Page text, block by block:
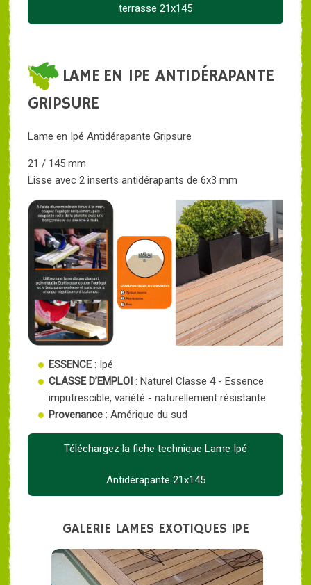
terrasse 21x145
LAME EN IPE ANTIDÉRAPANTE
GRIPSURE
Lame en Ipé Antidérapante Gripsure
21 / 145 mm
Lisse avec 2 inserts antidérapants de 6x3 mm
ESSENCE : Ipé
CLASSE D’EMPLOI : Naturel Classe 4 - Essence
imputrescible, variété - naturellement résistante
Provenance : Amérique du sud
Téléchargez la fiche technique Lame Ipé
Antidérapante 21x145
GALERIE LAMES EXOTIQUES IPE